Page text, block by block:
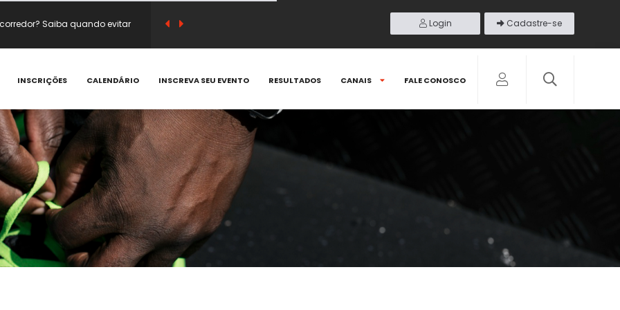
e substituir café antes do
acontecem e como prevenir
Saiba quando evitar
Login Cadastre-se
INSCRIÇÕES CALENDÁRIO INSCREVA SEU EVENTO RESULTADOS CANAIS FALE CONOSCO